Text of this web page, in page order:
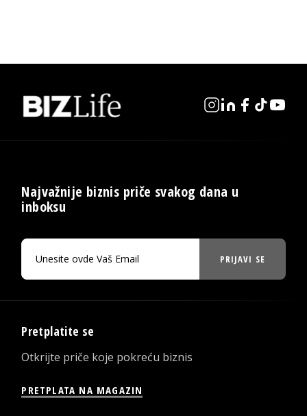
Najvažnije biznis priče svakog dana u
inboksu
PRIJAVI SE
Pretplatite se
Otkrijte priče koje pokreću biznis
PRETPLATA NA MAGAZIN